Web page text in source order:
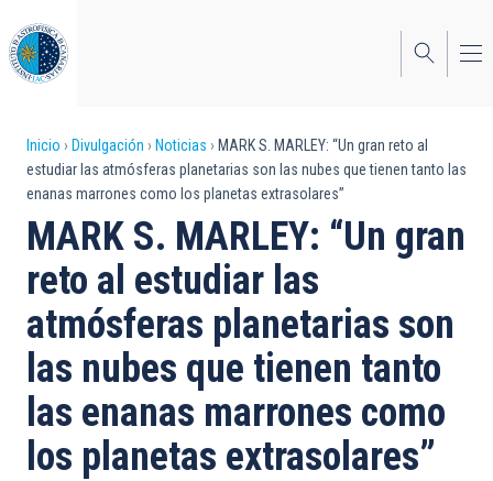
al
contenido
principal
Sobrescribir
enlaces
de
ayuda
a
la
navegación
Inicio Divulgación Noticias
MARK S. MARLEY: “Un gran reto al
estudiar las atmósferas planetarias son las nubes que tienen tanto las
enanas marrones como los planetas extrasolares”
MARK S. MARLEY: “Un gran
reto al estudiar las
atmósferas planetarias son
las nubes que tienen tanto
las enanas marrones como
los planetas extrasolares”